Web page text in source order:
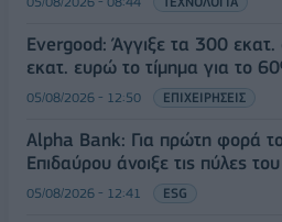
Evergood: Άγγιξε τα 300
εκατ. ευρώ το τίμημα για το
05/08/2026 - 12:50 ΕΠΙΧΕΙΡΗΣΕΙΣ
Alpha Bank: Για πρώτη φορά
Επιδαύρου άνοιξε τις πύλες
05/08/2026 - 12:41 ESG